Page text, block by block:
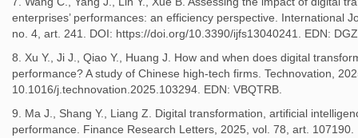
enterprises’ performances: an efficiency perspective. International
no. 4, art. 241. DOI: https://doi.org/10.3390/ijfs13040241. EDN:
8. Xu Y., Ji J., Qiao Y., Huang J. How and when does digital
performance? A study of Chinese high-tech firms. Technovation,
10.1016/j.technovation.2025.103294. EDN: VBQTRB.
9. Ma J., Shang Y., Liang Z. Digital transformation, artificial
performance. Finance Research Letters, 2025, vol. 78, art.